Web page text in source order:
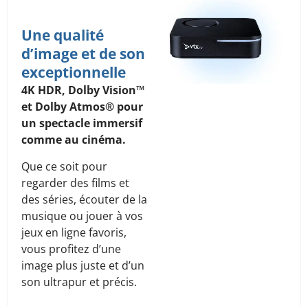
Une qualité
d’image et de son
exceptionnelle
4K HDR, Dolby Vision™
et Dolby Atmos® pour
un spectacle immersif
comme au cinéma.
Que ce soit pour
regarder des films et
des séries, écouter de la
musique ou jouer à vos
jeux en ligne favoris,
vous profitez d’une
image plus juste et d’un
son ultrapur et précis.
La
compatibilité
4K HDR